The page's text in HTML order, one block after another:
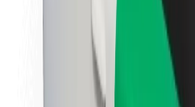
Küldetés
Befektetői kapcsolatok
Vezetőség